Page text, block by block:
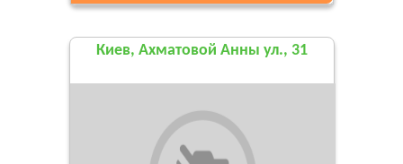
Киев, Ахматовой Анны ул., 31